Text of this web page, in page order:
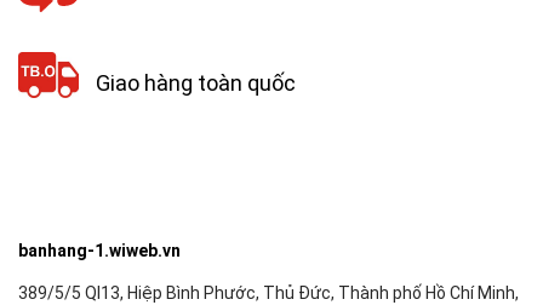
Giao hàng toàn quốc
banhang-1.wiweb.vn
389/5/5 Ql13, Hiệp Bình Phước, Thủ Đức, Thành phố Hồ Chí Minh,